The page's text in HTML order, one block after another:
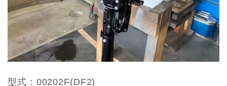
型式：00202F(DF2)